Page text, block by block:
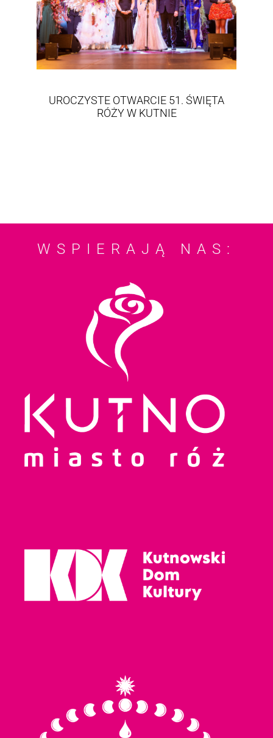
UROCZYSTE OTWARCIE 51. ŚWIĘTA
RÓŻY W KUTNIE
WSPIERAJĄ NAS: